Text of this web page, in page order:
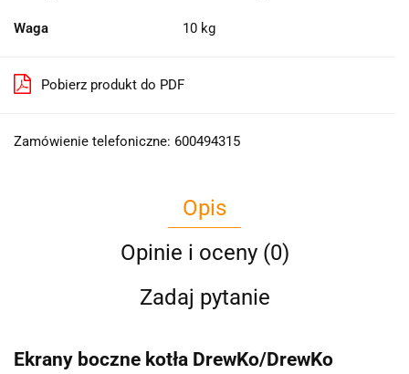
Waga 10 kg
Pobierz produkt do PDF
Zamówienie telefoniczne: 600494315
Opis
Opinie i oceny (0)
Zadaj pytanie
Ekrany boczne kotła DrewKo/DrewKo